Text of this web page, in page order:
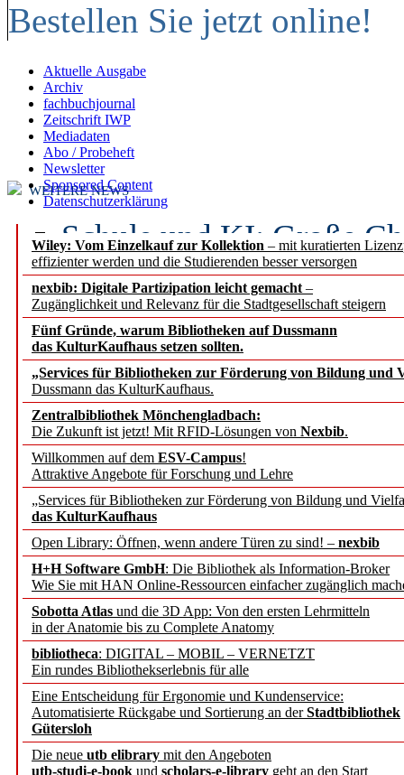
Bestellen Sie jetzt online!
Aktuelle Ausgabe
Archiv
fachbuchjournal
Zeitschrift IWP
Mediadaten
Abo / Probeheft
Newsletter
Sponsored Content
Datenschutzerklärung
Wiley: Vom Einzelkauf zur Kollektion – mit kuratierten
effizienter werden und die Studierenden besser versorgen
nexbib: Digitale Partizipation leicht gemacht –
Zugänglichkeit und Relevanz für die Stadtgesellschaft steigern
Fünf Gründe, warum Bibliotheken auf Dussmann
das KulturKaufhaus setzen sollten.
„Services für Bibliotheken zur Förderung von Bildung und
Dussmann das KulturKaufhaus.
Zentralbibliothek Mönchengladbach:
Die Zukunft ist jetzt! Mit RFID-Lösungen von Nexbib.
Willkommen auf dem ESV-Campus!
Attraktive Angebote für Forschung und Lehre
„Services für Bibliotheken zur Förderung von Bildung und
das KulturKaufhaus
Open Library: Öffnen, wenn andere Türen zu sind! – nexbib
H+H Software GmbH: Die Bibliothek als Information-Broker
Wie Sie mit HAN Online-Ressourcen einfacher zugänglich
Sobotta Atlas und die 3D App: Von den ersten Lehrmitteln
in der Anatomie bis zu Complete Anatomy
bibliotheca: DIGITAL – MOBIL – VERNETZT
Ein rundes Bibliothekserlebnis für alle
Eine Entscheidung für Ergonomie und Kundenservice:
Automatisierte Rückgabe und Sortierung an derStadtbibliothek
Gütersloh
Die neue utb elibrary mit den Angeboten
utb-studi-e-book und scholars-e-library geht an den Start
WEITERE NEWS
Schule und KI: Große
Voraussetzungen
Erfolgreiches erstes
Segment Research –
angepasst
konstruktiv!
Mohr Siebeck
und die Zeitschrift für
Francke Attempto
EBSCO Information
Recherchefunktionen in
Sorbisches Institut neu
Geschichte und